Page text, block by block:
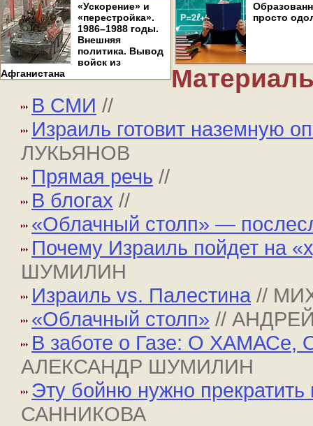
«Ускорение» и
«перестройка».
1986–1988 годы.
Внешняя
политика. Вывод
войск из
Афганистана
просто
В СМИ //
Израиль готовит наземную
ЛУКЬЯНОВ
Прямая речь //
В блогах //
«Облачный столп» —
Почему Израиль пойдет на
ШУМИЛИН
Израиль vs. Палестина //
«Облачный столп» //
В заботе о Газе: О ХАМАСе,
АЛЕКСАНДР ШУМИЛИН
Эту бойню нужно прекратить
САННИКОВА